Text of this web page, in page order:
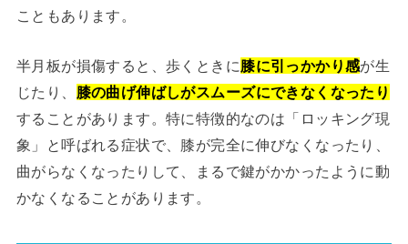
こともあります。
半月板が損傷すると、歩くときに膝に引っかかり感が生
じたり、 膝の曲げ伸ばしがスムーズにできなくなったり
することがあります。特に特徴的なのは「ロッキング現
象」と呼ばれる症状で、膝が完全に伸びなくなったり、
曲がらなくなったりして、まるで鍵がかかったように動
かなくなることがあります。